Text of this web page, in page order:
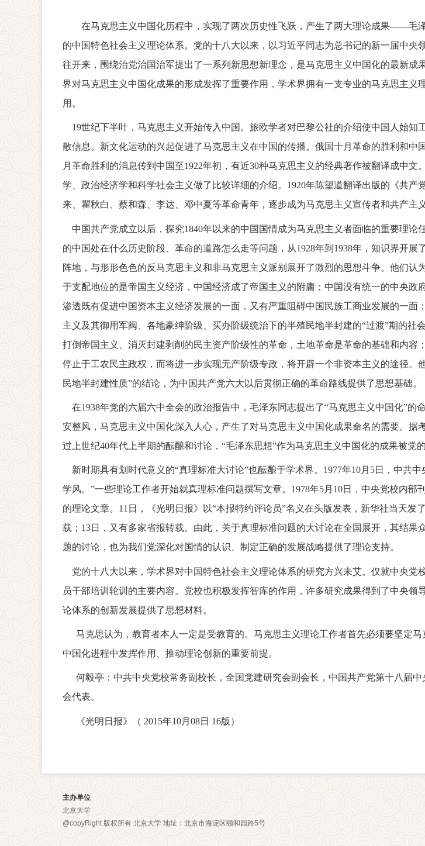
在马克思主义中国化历程中，实现了两次历史性飞跃，产生了两大理论成果——毛泽
的中国特色社会主义理论体系。党的十八大以来，以习近平同志为总书记的新一届中
往开来，围绕治党治国治军提出了一系列新思想新理念，是马克思主义中国化的最新
界对马克思主义中国化成果的形成发挥了重要作用，学术界拥有一支专业的马克思主
用。
19世纪下半叶，马克思主义开始传入中国。旅欧学者对巴黎公社的介绍使中国人始
散信息。新文化运动的兴起促进了马克思主义在中国的传播。俄国十月革命的胜利和
月革命胜利的消息传到中国至1922年初，有近30种马克思主义的经典著作被翻译成中
学、政治经济学和科学社会主义做了比较详细的介绍。1920年陈望道翻译出版的《共
来、瞿秋白、蔡和森、李达、邓中夏等革命青年，逐步成为马克思主义宣传者和共产主义
中国共产党成立以后，探究1840年以来的中国国情成为马克思主义者面临的重要理
的中国处在什么历史阶段、革命的道路怎么走等问题，从1928年到1938年，知识界开
阵地，与形形色色的反马克思主义和非马克思主义派别展开了激烈的思想斗争。他们
于支配地位的是帝国主义经济，中国经济成了帝国主义的附庸；中国没有统一的中央
渗透既有促进中国资本主义经济发展的一面，又有严重阻碍中国民族工商业发展的一
主义及其御用军阀、各地豪绅阶级、买办阶级统治下的半殖民地半封建的“过渡”期的
打倒帝国主义、消灭封建剥削的民主资产阶级性的革命，土地革命是革命的基础和内
停止于工农民主政权，而将进一步实现无产阶级专政，将开辟一个非资本主义的途径
民地半封建性质”的结论，为中国共产党六大以后贯彻正确的革命路线提供了思想基础。
在1938年党的六届六中全会的政治报告中，毛泽东同志提出了“马克思主义中国化”
安整风，马克思主义中国化深入人心，产生了对马克思主义中国化成果命名的需要。
过上世纪40年代上半期的酝酿和讨论，“毛泽东思想”作为马克思主义中国化的成果被党
新时期具有划时代意义的“真理标准大讨论”也酝酿于学术界。1977年10月5日，中共
学风。”一些理论工作者开始就真理标准问题撰写文章。1978年5月10日，中央党校内
的理论文章。11日，《光明日报》以“本报特约评论员”名义在头版发表，新华社当天
载；13日，又有多家省报转载。由此，关于真理标准问题的大讨论在全国展开，其结果
题的讨论，也为我们党深化对国情的认识、制定正确的发展战略提供了理论支持。
党的十八大以来，学术界对中国特色社会主义理论体系的研究方兴未艾。仅就中央党
员干部培训轮训的主要内容。党校也积极发挥智库的作用，许多研究成果得到了中央
论体系的创新发展提供了思想材料。
马克思认为，教育者本人一定是受教育的。马克思主义理论工作者首先必须要坚定
中国化进程中发挥作用、推动理论创新的重要前提。
何毅亭： 中共中央党校常务副校长，全国党建研究会副会长，中国共产党第十八届
会代表。
《光明日报》（ 2015年10月08日 16版）
主办单位
北京大学
@copyRight 版权所有 北京大学 地址：北京市海淀区颐和园路5号